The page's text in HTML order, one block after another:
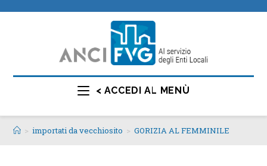
< ACCEDI AL MENÙ
> importati da vecchiosito > GORIZIA AL FEMMINILE